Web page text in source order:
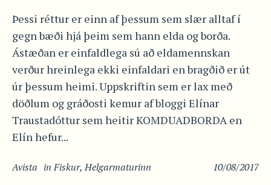
Þessi réttur er einn af þessum sem slær alltaf í
gegn bæði hjá þeim sem hann elda og borða.
Ástæðan er einfaldlega sú að eldamennskan
verður hreinlega ekki einfaldari en bragðið er út
úr þessum heimi. Uppskriftin sem er lax með
döðlum og gráðosti kemur af bloggi Elínar
Traustadóttur sem heitir KOMDUADBORDA en
Elín hefur...
10/08/2017
Avista inFiskur,Helgarmaturinn